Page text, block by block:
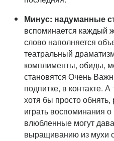
Минус: надуманные
вспоминается каждый
слово наполняется
театральный
комплименты, обиды,
становятся Очень
подпитке, в контакте.
хотя бы просто обнять,
играть воспоминания
влюбленные могут
выращиванию из мухи